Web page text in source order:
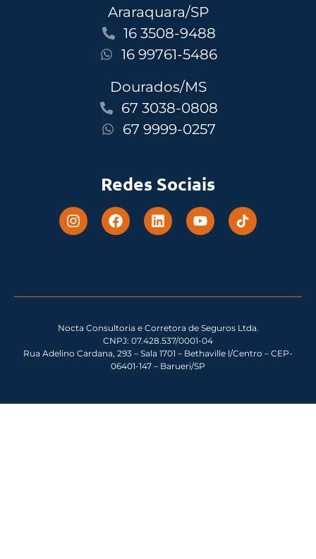
Araraquara/SP
16 3508-9488
16 99761-5486
Dourados/MS
67 3038-0808
67 9999-0257
Redes Sociais
Nocta Consultoria e Corretora de Seguros Ltda.
CNPJ: 07.428.537/0001-04
Rua Adelino Cardana, 293 – Sala 1701 – Bethaville l/Centro – CEP-
06401-147 – Barueri/SP